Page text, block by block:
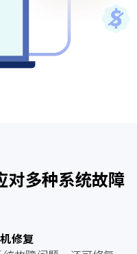
对多种系统故障
修复